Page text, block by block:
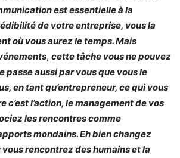
est essentielle à la
de votre entreprise, vous la
où vous aurez le temps. Mais
, cette tâche vous ne pouvez
passe aussi par vous que vous le
en tant qu’entrepreneur, ce qui vous
c’est l’action, le management de vos
les rencontres comme
mondains. Eh bien changez
rencontrez des humains et la